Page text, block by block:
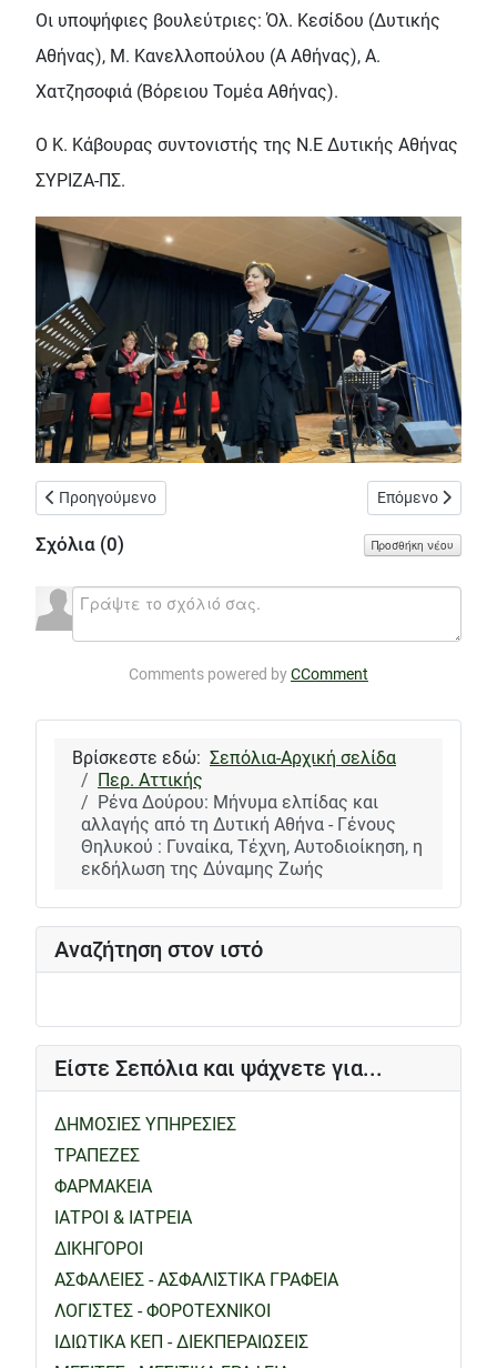
Αναζήτηση στον ιστό
Είστε Σεπόλια και ψάχνετε για...
ΔΗΜΟΣΙΕΣ ΥΠΗΡΕΣΙΕΣ
ΤΡΑΠΕΖΕΣ
ΦΑΡΜΑΚΕΙΑ
ΙΑΤΡΟΙ & ΙΑΤΡΕΙΑ
ΔΙΚΗΓΟΡΟΙ
ΑΣΦΑΛΕΙΕΣ - ΑΣΦΑΛΙΣΤΙΚΑ ΓΡΑΦΕΙΑ
ΛΟΓΙΣΤΕΣ - ΦΟΡΟΤΕΧΝΙΚΟΙ
ΙΔΙΩΤΙΚΑ ΚΕΠ - ΔΙΕΚΠΕΡΑΙΩΣΕΙΣ
Οι υποψήφιες βουλεύτριες: Όλ. Κεσίδου (Δυτικής
Αθήνας), Μ. Κανελλοπούλου (Α Αθήνας), Α.
Χατζησοφιά (Βόρειου Τομέα Αθήνας).
Ο Κ. Κάβουρας συντονιστής της Ν.Ε Δυτικής Αθήνας
ΣΥΡΙΖΑ-ΠΣ.
Προηγούμενο άρθρο: Σύγκλιση προοδευτικών και
Προηγούμενο Επόμενο άρθρο:
Επόμενο
Σχόλια (0) Προσθήκη νέου
Comments powered byCComment
Βρίσκεστε εδώ: Σεπόλια-Αρχική σελίδα
Περ. Αττικής
Ρένα Δούρου: Μήνυμα ελπίδας και
αλλαγής από τη Δυτική Αθήνα - Γένους
Θηλυκού : Γυναίκα, Τέχνη, Αυτοδιοίκηση, η
εκδήλωση της Δύναμης Ζωής